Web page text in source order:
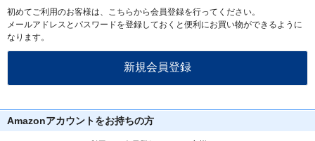
初めてご利用のお客様は、こちらから会員登録を行ってください。
メールアドレスとパスワードを登録しておくと便利にお買い物ができるように
なります。
Amazonアカウントをお持ちの方